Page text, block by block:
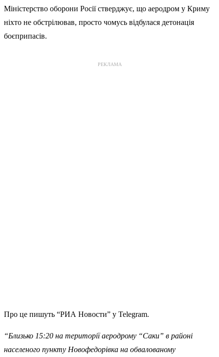
Міністерство оборони Росії стверджує, що аеродром у Криму
ніхто не обстрілював, просто чомусь відбулася детонація
боєприпасів.
РЕКЛАМА
Про це пишуть “РИА Новости” у Telegram.
“Близько 15:20 на території аеродрому “Саки” в районі
населеного пункту Новофедорівка на обвалованому